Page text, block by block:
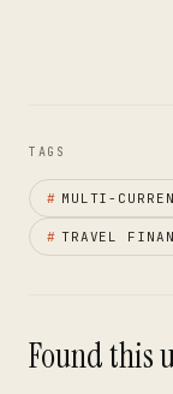
TAGS
# MULTI-
# TRAVEL
Found this